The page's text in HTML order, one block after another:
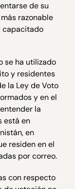
de su
razonable
capacitado
se ha utilizado
y residentes
la Ley de Voto
y en el
la
está en
en
residen en el
por correo.
con respecto